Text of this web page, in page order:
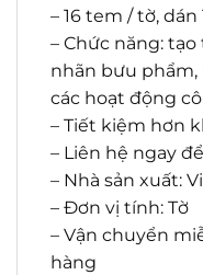
– 16 tem / tờ,
– Chức năng:
nhãn bưu
các hoạt động
– Tiết kiệm hơn
– Liên hệ ngay
– Nhà sản xuất:
– Đơn vị tính: Tờ
– Vận chuyển
hàng